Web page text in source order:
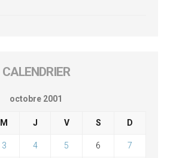
CALENDRIER
octobre 2001
M J V S D
3 4 5 6 7